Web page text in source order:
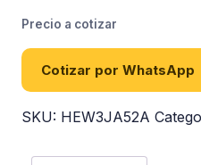
Precio a cotizar
Cotizar por WhatsApp
SKU: HEW3JA52A